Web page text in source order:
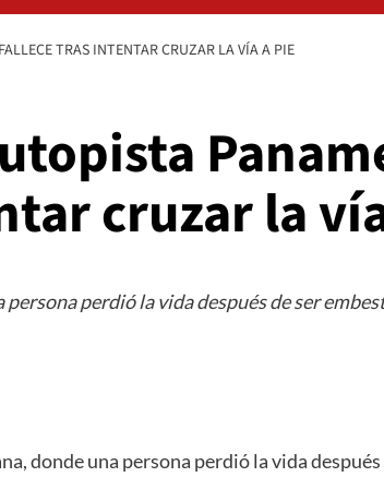
TRAS INTENTAR CRUZAR LA VÍA A PIE
cruzar la
perdió la vida después de ser
donde una persona perdió la vida